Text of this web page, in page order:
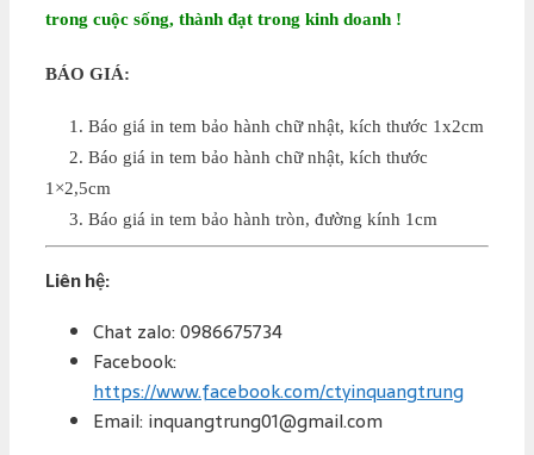
trong cuộc sống, thành đạt trong kinh doanh !
BÁO GIÁ:
1. Báo giá in tem bảo hành chữ nhật, kích thước 1x2cm
2. Báo giá in tem bảo hành chữ nhật, kích thước
1×2,5cm
3. Báo giá in tem bảo hành tròn, đường kính 1cm
Liên hệ:
Chat zalo: 0986675734
Facebook:
https://www.facebook.com/ctyinquangtrung
Email: inquangtrung01@gmail.com